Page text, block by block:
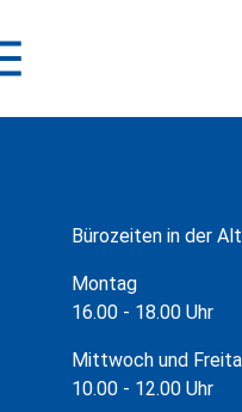
Bürozeiten in der
Montag
16.00 - 18.00 Uhr
Mittwoch und
10.00 - 12.00 Uhr